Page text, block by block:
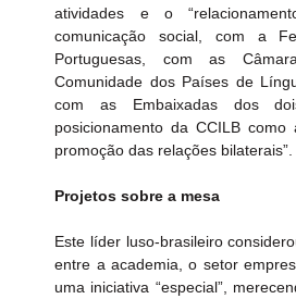
atividades e o
comunicação social, com a
Portuguesas, com as
Comunidade dos Países de
com as Embaixadas dos
posicionamento da CCILB como
promoção das relações bilaterais”.
Projetos sobre a mesa
Este líder luso-brasileiro
entre a academia, o setor
uma iniciativa “especial”,